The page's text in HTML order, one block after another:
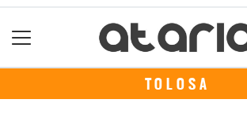
TOLOSA